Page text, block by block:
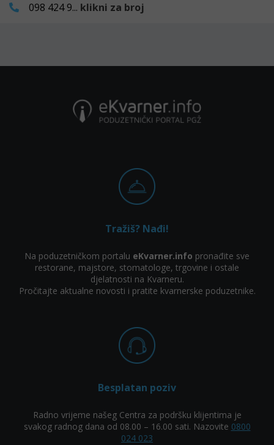
098 424 9... klikni za broj
Tražiš? Nađi!
Na poduzetničkom portalu eKvarner.info pronađite sve
restorane, majstore, stomatologe, trgovine i ostale
djelatnosti na Kvarneru.
Pročitajte aktualne novosti i pratite kvarnerske poduzetnike.
Besplatan poziv
Radno vrijeme našeg Centra za podršku klijentima je
svakog radnog dana od 08.00 – 16.00 sati. Nazovite 0800
024 023